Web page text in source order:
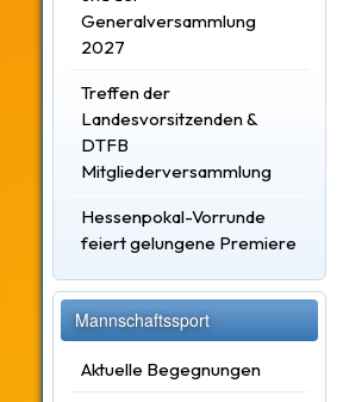
Generalversammlung
2027
Treffen der
Landesvorsitzenden &
DTFB
Mitgliederversammlung
Hessenpokal-Vorrunde
feiert gelungene Premiere
Mannschaftssport
Aktuelle Begegnungen